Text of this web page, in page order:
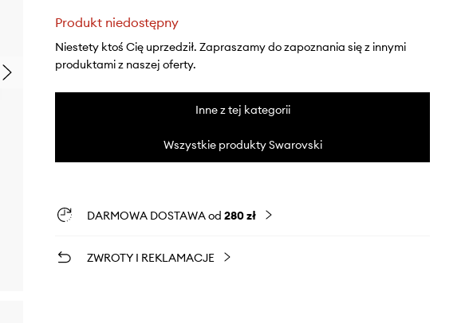
Produkt niedostępny
Niestety ktoś Cię uprzedził. Zapraszamy do zapoznania się z innymi
produktami z naszej oferty.
Inne z tej kategorii
Wszystkie produkty Swarovski
DARMOWA DOSTAWA od 280 zł
ZWROTY I REKLAMACJE